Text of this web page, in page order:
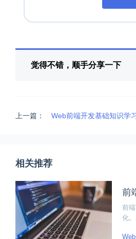
觉得不错，顺手分享一下
上一篇： Web前端开发基础知识学
相关推荐
前
前
化